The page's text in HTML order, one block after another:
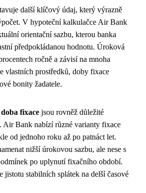
další klíčový údaj, který výrazně
V hypoteční kalkulačce Air Bank
orientační sazbu, kterou banka
předpokládanou hodnotu. Úroková
ročně a závisí na mnoha
vlastních prostředků, doby fixace
bonity žadatele.
doba fixace jsou rovněž důležité
Air Bank nabízí různé varianty fixace
od jednoho roku až po patnáct let.
nižší úrokovou sazbu, ale nese s
po uplynutí fixačního období.
jistotu stabilních splátek na delší časové